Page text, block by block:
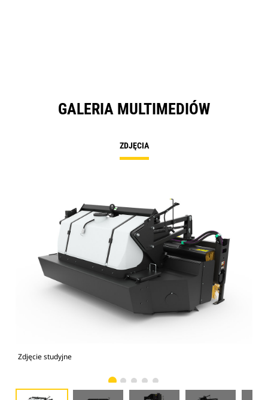
GALERIA MULTIMEDIÓW
ZDJĘCIA
Zdjęcie studyjne